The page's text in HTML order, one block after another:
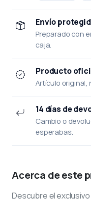
Envío
Preparado con
caja.
Producto
Artículo original,
14 días de
Cambio o
esperabas.
Acerca de este
Descubre el exclusivo